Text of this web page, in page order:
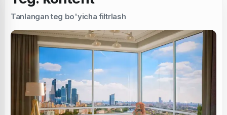
Tanlangan teg bo'yicha filtrlash